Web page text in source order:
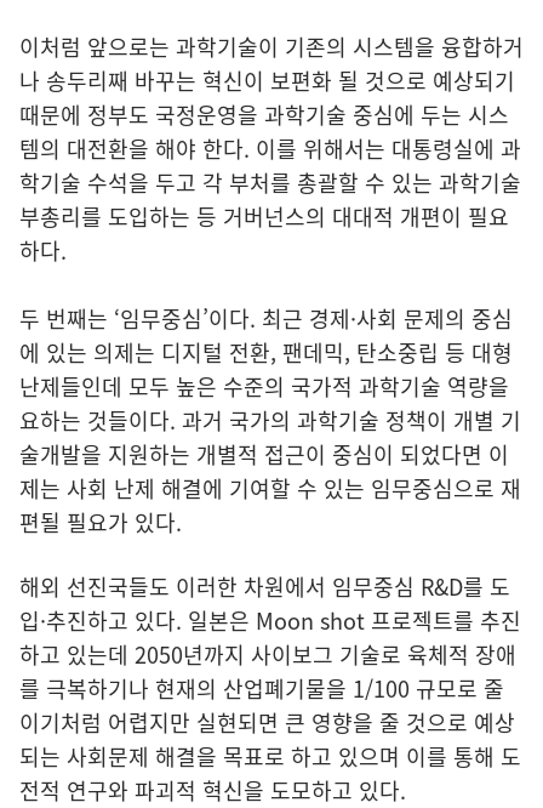
이처럼 앞으로는 과학기술이 기존의 시스템을 융합하거
나 송두리째 바꾸는 혁신이 보편화 될 것으로 예상되기
때문에 정부도 국정운영을 과학기술 중심에 두는 시스
템의 대전환을 해야 한다. 이를 위해서는 대통령실에 과
학기술 수석을 두고 각 부처를 총괄할 수 있는 과학기술
부총리를 도입하는 등 거버넌스의 대대적 개편이 필요
하다.
두 번째는 ‘임무중심’이다. 최근 경제·사회 문제의 중심
에 있는 의제는 디지털 전환, 팬데믹, 탄소중립 등 대형
난제들인데 모두 높은 수준의 국가적 과학기술 역량을
요하는 것들이다. 과거 국가의 과학기술 정책이 개별 기
술개발을 지원하는 개별적 접근이 중심이 되었다면 이
제는 사회 난제 해결에 기여할 수 있는 임무중심으로 재
편될 필요가 있다.
해외 선진국들도 이러한 차원에서 임무중심 R&D를 도
입·추진하고 있다. 일본은 Moon shot 프로젝트를 추진
하고 있는데 2050년까지 사이보그 기술로 육체적 장애
를 극복하기나 현재의 산업폐기물을 1/100 규모로 줄
이기처럼 어렵지만 실현되면 큰 영향을 줄 것으로 예상
되는 사회문제 해결을 목표로 하고 있으며 이를 통해 도
전적 연구와 파괴적 혁신을 도모하고 있다.